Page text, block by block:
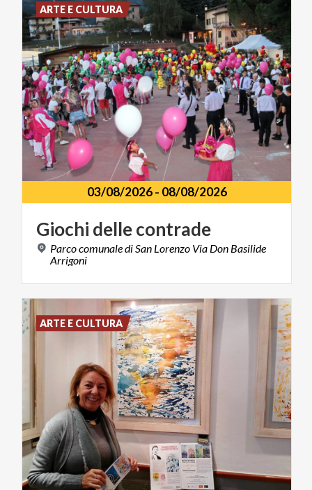
03/08/2026- 08/08/2026
Giochi dellecontrade
Parco comunale di San Lorenzo Via Don Basilide
Arrigoni
ARTE E CULTURA
ARTE E CULTURA